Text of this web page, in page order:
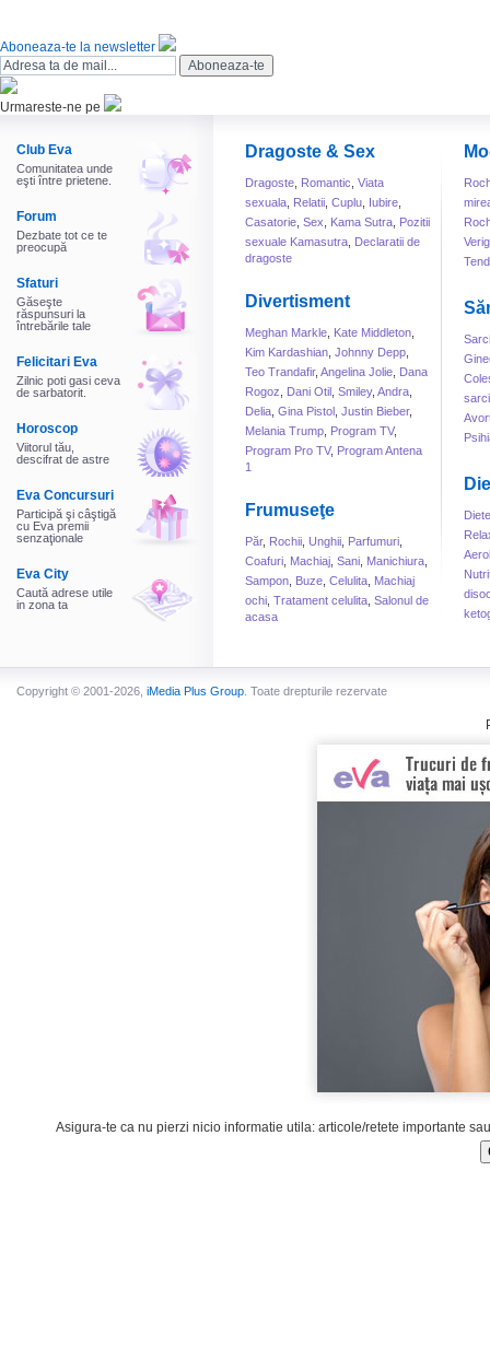
Aboneaza-te la newsletter
Urmareste-ne pe
Club Eva
Comunitatea unde
eşti între prietene.
Forum
Dezbate tot ce te
preocupă
Sfaturi
Găseşte
răspunsuri la
întrebările tale
Felicitari Eva
Zilnic poti gasi ceva
de sarbatorit.
Horoscop
Viitorul tău,
descifrat de astre
Eva Concursuri
Participă şi câştigă
cu Eva premii
senzaţionale
Eva City
Caută adrese utile
in zona ta
Dragoste & Sex
Dragoste Romantic Viata
sexuala Relatii Cuplu Iubire
Casatorie Sex Kama Sutra Pozitii
sexuale Kamasutra Declaratii de
dragoste
Divertisment
Meghan Markle Kate Middleton
Kim Kardashian Johnny Depp
Teo Trandafir, Angelina Jolie Dana
Rogoz
Dani Otil Smiley, Andra
Delia Gina Pistol Justin Bieber,
Melania Trump Program TV,
Program Pro TV, Program Antena
1
Frumuseţe
Păr, Rochii Unghii Parfumuri
Coafuri Machiaj Sani Manichiura
Sampon Buze Celulita Machiaj
ochi Tratament celulita Salonul de
acasa
Diete
Copyright © 2001-2026, iMedia Plus Group . Toate drepturile rezervate
Asigura-te ca nu pierzi nicio informatie utila: articole/retete importante